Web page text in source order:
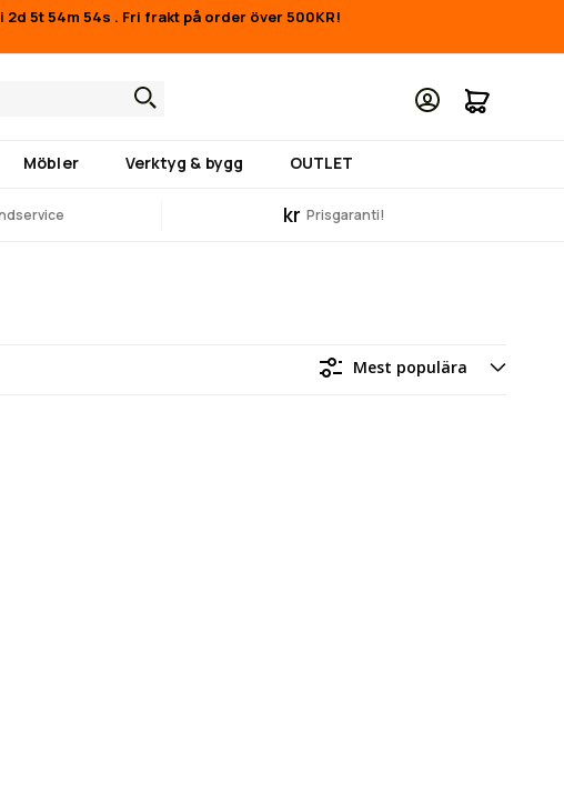
2d 5t 54m 54s . Fri frakt på order över 500KR!
Min
Möbler Verktyg & bygg OUTLET
kr Prisgaranti!